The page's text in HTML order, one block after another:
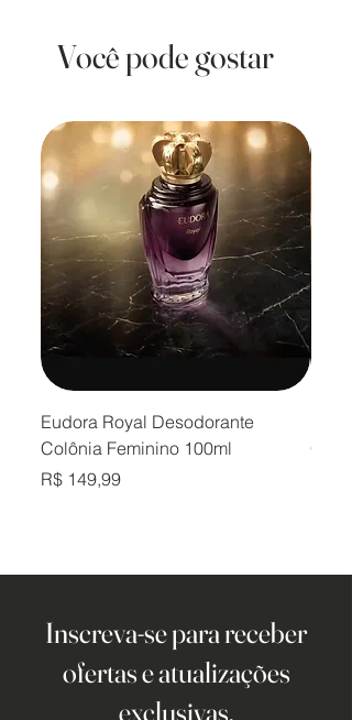
Você pode gostar
Eudora Royal Desodorante
Colônia Feminino 100ml
Preço
R$ 149,99
Inscreva-se para receber
ofertas e atualizações
exclusivas.